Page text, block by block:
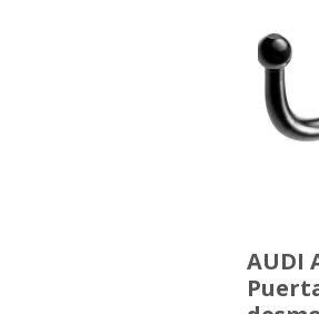
AUDI